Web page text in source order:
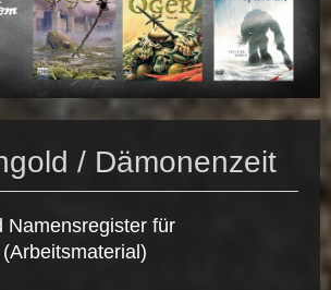
/ Dämonenzeit
Namensregister für
(Arbeitsmaterial)